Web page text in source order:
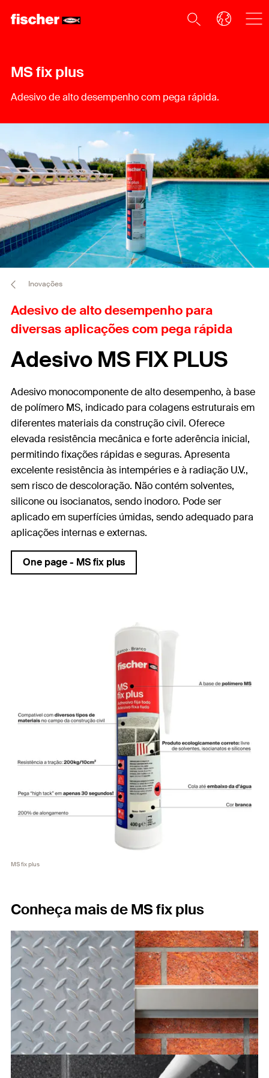
MS fix plus
Adesivo de alto desempenho com pega rápida.
Inovações
Adesivo de alto desempenho para
diversas aplicações com pega rápida
Adesivo MS FIX PLUS
Adesivo monocomponente de alto desempenho, à base
de polímero MS, indicado para colagens estruturais em
diferentes materiais da construção civil. Oferece
elevada resistência mecânica e forte aderência inicial,
permitindo fixações rápidas e seguras. Apresenta
excelente resistência às intempéries e à radiação U.V.,
sem risco de descoloração. Não contém solventes,
silicone ou isocianatos, sendo inodoro. Pode ser
aplicado em superfícies úmidas, sendo adequado para
aplicações internas e externas.
One page - MS fix plus
MS fix plus
Conheça mais de MS fix plus